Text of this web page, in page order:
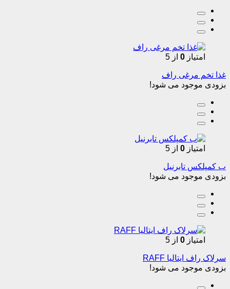
امتیاز 0 از 5
غذا تخم مرغی راف
بزودی موجود می شود!
امتیاز 0 از 5
ب کمپلکس تابرنیل
بزودی موجود می شود!
امتیاز 0 از 5
سرلاک راف ایتالیا RAFF
بزودی موجود می شود!